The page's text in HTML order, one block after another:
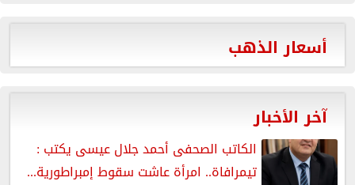
أسعار الذهب
آخر الأخبار
الكاتب الصحفى أحمد جلال عيسى يكتب :
تيمرافاة.. امرأة عاشت سقوط إمبراطورية...